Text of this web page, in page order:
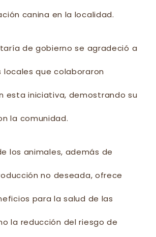
canina en la localidad.
de gobierno se agradeció a
locales que colaboraron
esta iniciativa, demostrando su
la comunidad.
los animales, además de
no deseada, ofrece
para la salud de las
la reducción del riesgo de